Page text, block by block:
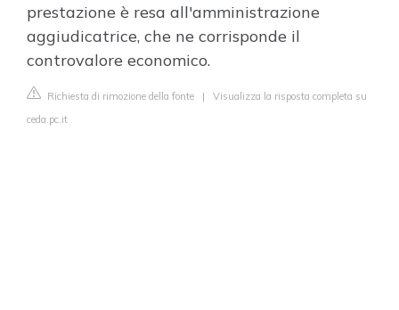
prestazione è resa all'amministrazione
aggiudicatrice, che ne corrisponde il
controvalore economico.
Richiesta di rimozione della fonte | Visualizza la risposta completa su
ceda.pc.it